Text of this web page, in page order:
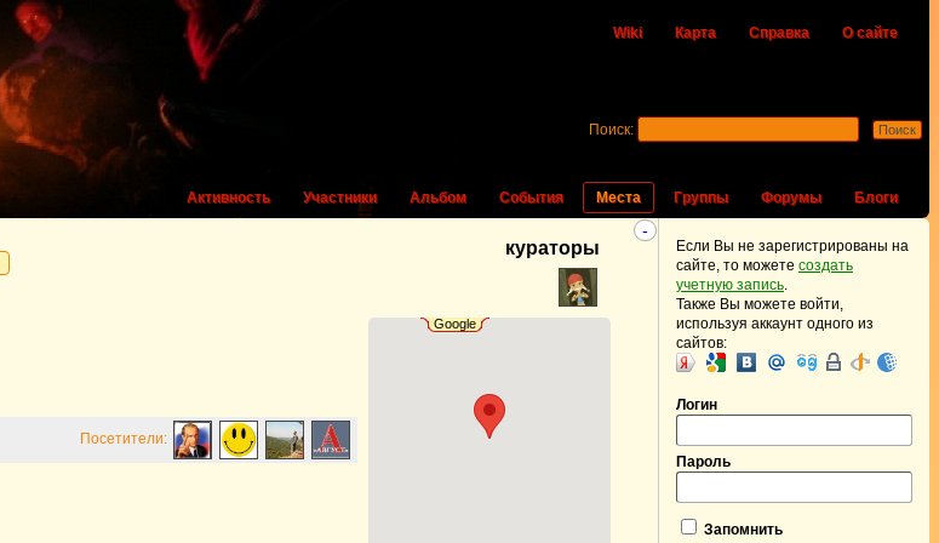
Wiki Карта Справка О сайте
Активность Участники Альбом События Места Группы Форумы Блоги
Поиск:
-
кураторы
Google
Посетители:
Если Вы не зарегистрированы на
сайте, то можете создать
учетную запись.
Также Вы можете войти,
используя аккаунт одного из
сайтов:
Логин
Пароль
Запомнить